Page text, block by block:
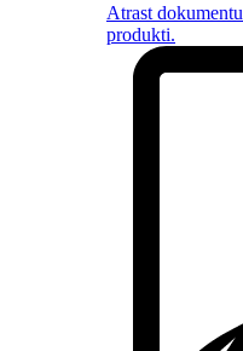
Atrast dokumentu
produkti.